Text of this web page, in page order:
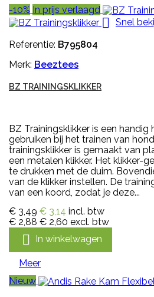
-10% In prijs verlaagd

Snel
Referentie: B795804
Merk: Beeztees
BZ TRAININGSKLIKKER
BZ Trainingsklikker is een
gebruiken bij het trainen van
trainingsklikker is gemaakt van
een metalen klikker. Het klikker-
te drukken met de duim.
van de klikker instellen. De
van een koord, zodat je deze...
€ 3,49 € 3,14 incl. btw
€ 2,88 € 2,60 excl. btw
 In winkelwagen
Meer
Nieuw